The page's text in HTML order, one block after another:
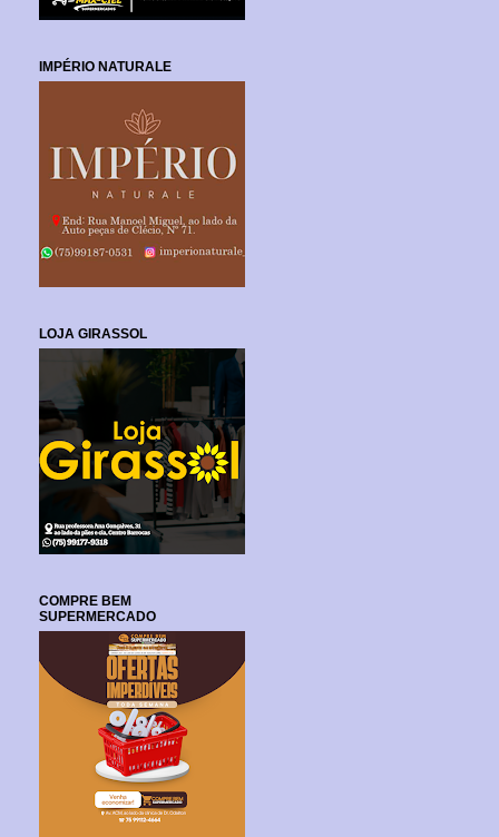
IMPÉRIO NATURALE
LOJA GIRASSOL
COMPRE BEM
SUPERMERCADO